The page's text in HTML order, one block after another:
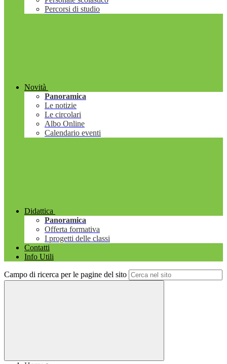
Percorsi di studio
Novità
Panoramica
Le notizie
Le circolari
Albo Online
Calendario eventi
Didattica
Panoramica
Offerta formativa
I progetti delle classi
Contatti
Info Utili
Campo di ricerca per le pagine del sito